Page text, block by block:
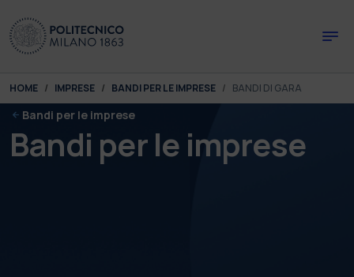
You are here:
HOME IMPRESE BANDI PER LE IMPRESE BANDI DI GARA
Bandi per le imprese
Bandi per le imprese